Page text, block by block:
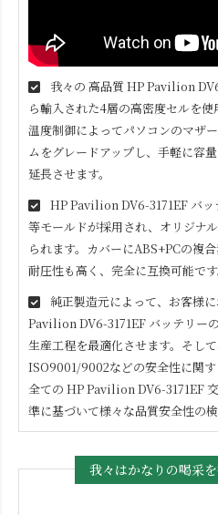
我々の 高品質 HP Pavilion
ら輸入された4層の高密度セルを
温度制御によってパソコンのマザ
ムをグレードアップし、手軽に容
延長させます。
HP Pavilion DV6-3171EF バ
等モールドが採用され、オリジナ
られます。カバーにABS+PCの複
耐圧性も高く、完全に互換可能です
純正製造元によって、お客様
Pavilion DV6-3171EF バッテリー
生産工程を最適化させます。そし
ISO9001/9002などの安全性に関す
全ての HP Pavilion DV6-3171EF
準に基づいて様々な品質安全性の検
我々はかなりの喝采